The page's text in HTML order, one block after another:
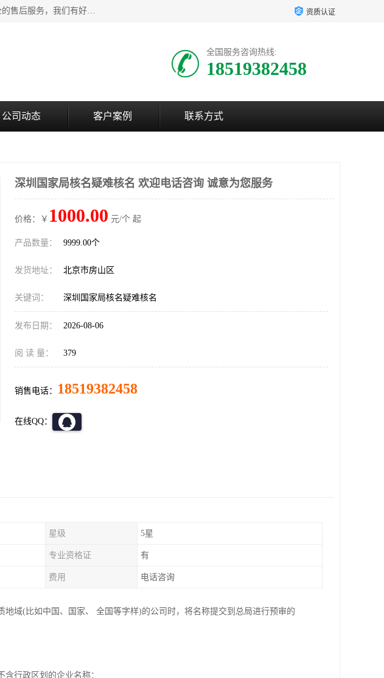
北京企铭星科技有限公司主要经营国家局疑难核名服务。我们始终为客户提供好的产品和技术支持、健全的售后服务，我们有好的产品和专业的销售和技术团队，我公司属于北京企业管理及投资咨询黄页行业，如果您对我公司的产品服务有兴趣，期待您在线留言或者来电咨询。 资质认证
全国服务咨询热线:
18519382458
公司动态 客户案例 联系方式
深圳国家局核名疑难核名 欢迎电话咨询 诚意为您服务
价格：￥ 1000.00 元/个 起
产品数量： 9999.00个
发货地址： 北京市房山区
关键词： 深圳国家局核名疑难核名
发布日期： 2026-08-06
阅 读 量： 379
销售电话： 18519382458
在线QQ：
星级 5星
专业资格证 有
费用 电话咨询
域(比如中国、国家、 全国等字样)的公司时，将名称提交到总局进行预审的
行政区划的企业名称：